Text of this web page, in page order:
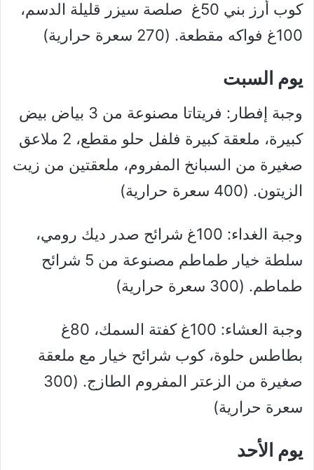
كوب أرز بني 50غ صلصة سيزر قليلة الدسم،
100غ فواكه مقطعة. (270 سعرة حرارية)
يوم السبت
وجبة إفطار: فريتاتا مصنوعة من 3 بياض بيض
كبيرة، ملعقة كبيرة فلفل حلو مقطع، 2 ملاعق
صغيرة من السبانخ المفروم، ملعقتين من زيت
الزيتون. (400 سعرة حرارية)
وجبة الغداء: 100غ شرائح صدر ديك رومي،
سلطة خيار طماطم مصنوعة من 5 شرائح
طماطم. (300 سعرة حرارية)
وجبة العشاء: 100غ كفتة السمك، 80غ
بطاطس حلوة، كوب شرائح خيار مع ملعقة
صغيرة من الزعتر المفروم الطازج. (300
سعرة حرارية)
يوم الأحد